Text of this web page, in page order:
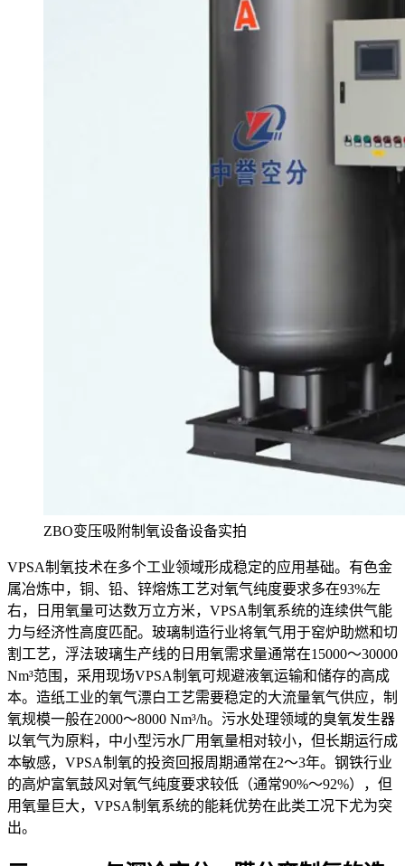
ZBO变压吸附制氧设备设备实拍
VPSA制氧技术在多个工业领域形成稳定的应用基础。有色金
属冶炼中，铜、铅、锌熔炼工艺对氧气纯度要求多在93%左
右，日用氧量可达数万立方米，VPSA制氧系统的连续供气能
力与经济性高度匹配。玻璃制造行业将氧气用于窑炉助燃和切
割工艺，浮法玻璃生产线的日用氧需求量通常在15000～30000
Nm³范围，采用现场VPSA制氧可规避液氧运输和储存的高成
本。造纸工业的氧气漂白工艺需要稳定的大流量氧气供应，制
氧规模一般在2000～8000 Nm³/h。污水处理领域的臭氧发生器
以氧气为原料，中小型污水厂用氧量相对较小，但长期运行成
本敏感，VPSA制氧的投资回报周期通常在2～3年。钢铁行业
的高炉富氧鼓风对氧气纯度要求较低（通常90%～92%），但
用氧量巨大，VPSA制氧系统的能耗优势在此类工况下尤为突
出。